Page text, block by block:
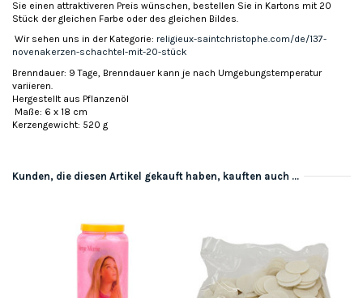
Sie einen attraktiveren Preis wünschen, bestellen Sie in Kartons mit 20
Stück der gleichen Farbe oder des gleichen Bildes.
Wir sehen uns in der Kategorie: religieux-saintchristophe.com/de/137-
novenakerzen-schachtel-mit-20-stück
Brenndauer: 9 Tage, Brenndauer kann je nach Umgebungstemperatur
variieren.
Hergestellt aus Pflanzenöl
Maße: 6 x 18 cm
Kerzengewicht: 520 g
Kunden, die diesen Artikel gekauft haben, kauften auch ...